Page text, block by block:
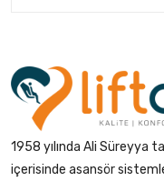
1958 yılında Ali Süreyya
içerisinde asansör